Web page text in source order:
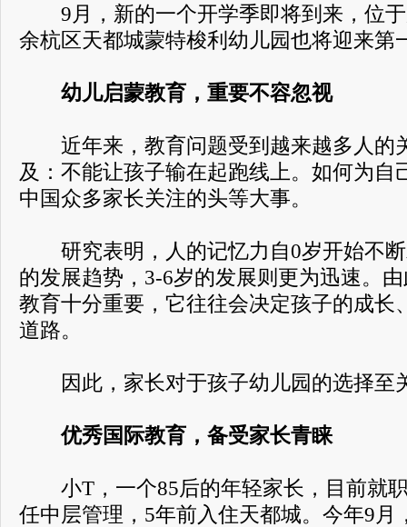
9月，新的一个开学季即将到来，位于
余杭区天都城蒙特梭利幼儿园也将迎来第
幼儿启蒙教育，重要不容忽视
近年来，教育问题受到越来越多人的
及：不能让孩子输在起跑线上。如何为自
中国众多家长关注的头等大事。
研究表明，人的记忆力自0岁开始不断
的发展趋势，3-6岁的发展则更为迅速。
教育十分重要，它往往会决定孩子的成长
道路。
因此，家长对于孩子幼儿园的选择至
优秀国际教育，备受家长青睐
小T，一个85后的年轻家长，目前就
任中层管理，5年前入住天都城。今年9月